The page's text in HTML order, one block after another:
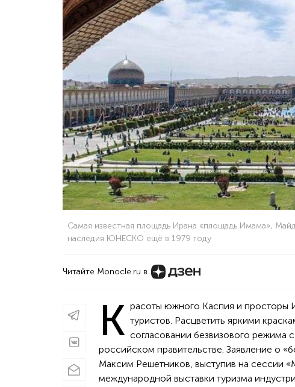
Самая известная площадь Ирана «площадь Имама»,
наследия ЮНЕСКО ещё в 1979 году
Читайте Monocle.ru в
К расоты южного Каспия и просторы
туристов. Расцветить яркими
согласовании безвизового режима
российском правительстве. Заявление о
Максим Решетников, выступив на сессии
международной выставки туризма